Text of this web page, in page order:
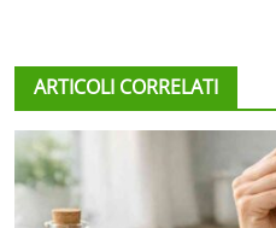
ARTICOLI CORRELATI